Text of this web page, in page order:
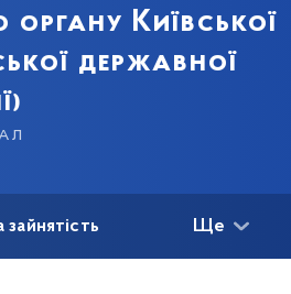
Київської
державної
зайнятість Ще